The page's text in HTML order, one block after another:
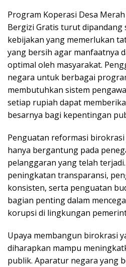
Program Koperasi Desa
Bergizi Gratis turut dipandang
kebijakan yang memerlukan
yang bersih agar manfaatnya
optimal oleh masyarakat.
negara untuk berbagai
membutuhkan sistem
setiap rupiah dapat
besarnya bagi kepentingan
Penguatan reformasi
hanya bergantung pada
pelanggaran yang telah
peningkatan transparansi,
konsisten, serta penguatan
bagian penting dalam
korupsi di lingkungan
Upaya membangun birokrasi
diharapkan mampu
publik. Aparatur negara yang